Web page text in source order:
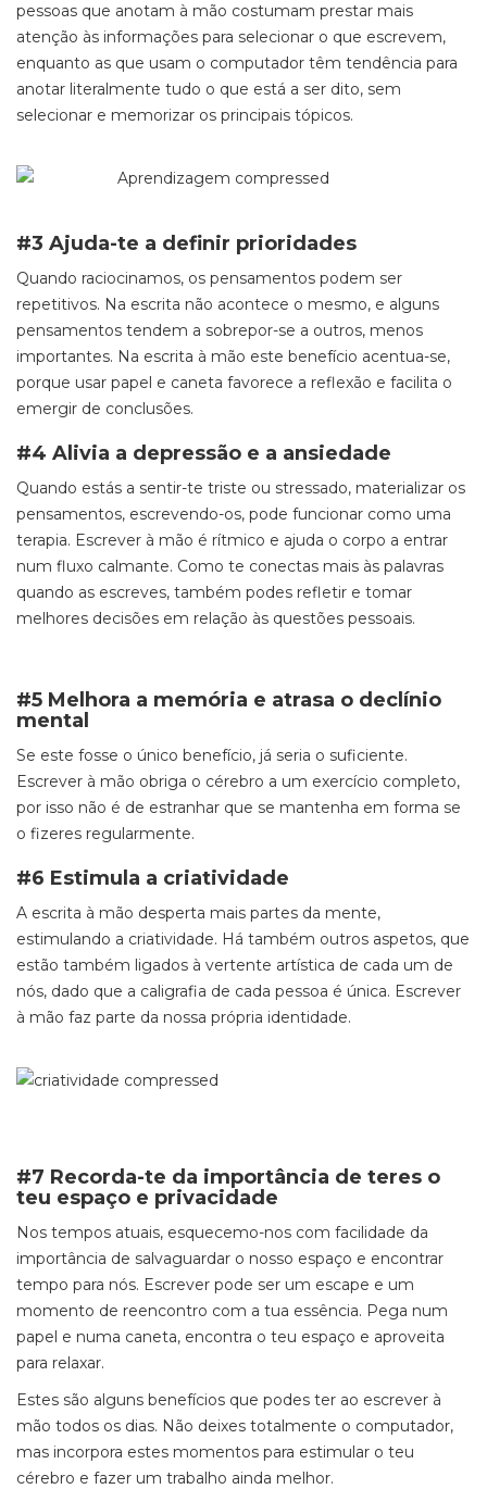
pessoas que anotam à mão costumam prestar mais
atenção às informações para selecionar o que escrevem,
enquanto as que usam o computador têm tendência para
anotar literalmente tudo o que está a ser dito, sem
selecionar e memorizar os principais tópicos.
#3 Ajuda-te a definir prioridades
Quando raciocinamos, os pensamentos podem ser
repetitivos. Na escrita não acontece o mesmo, e alguns
pensamentos tendem a sobrepor-se a outros, menos
importantes. Na escrita à mão este benefício acentua-se,
porque usar papel e caneta favorece a reflexão e facilita o
emergir de conclusões.
#4 Alivia a depressão e a ansiedade
Quando estás a sentir-te triste ou stressado, materializar os
pensamentos, escrevendo-os, pode funcionar como uma
terapia. Escrever à mão é rítmico e ajuda o corpo a entrar
num fluxo calmante. Como te conectas mais às palavras
quando as escreves, também podes refletir e tomar
melhores decisões em relação às questões pessoais.
#5 Melhora a memória e atrasa o declínio
mental
Se este fosse o único benefício, já seria o suficiente.
Escrever à mão obriga o cérebro a um exercício completo,
por isso não é de estranhar que se mantenha em forma se
o fizeres regularmente.
#6 Estimula a criatividade
A escrita à mão desperta mais partes da mente,
estimulando a criatividade. Há também outros aspetos, que
estão também ligados à vertente artística de cada um de
nós, dado que a caligrafia de cada pessoa é única. Escrever
à mão faz parte da nossa própria identidade.
#7 Recorda-te da importância de teres o
teu espaço e privacidade
Nos tempos atuais, esquecemo-nos com facilidade da
importância de salvaguardar o nosso espaço e encontrar
tempo para nós. Escrever pode ser um escape e um
momento de reencontro com a tua essência. Pega num
papel e numa caneta, encontra o teu espaço e aproveita
para relaxar.
Estes são alguns benefícios que podes ter ao escrever à
mão todos os dias. Não deixes totalmente o computador,
mas incorpora estes momentos para estimular o teu
cérebro e fazer um trabalho ainda melhor.